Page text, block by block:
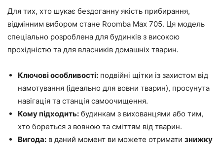
Для тих, хто шукає бездоганну якість прибирання,
відмінним вибором стане Roomba Max 705. Ця модель
спеціально розроблена для будинків з високою
прохідністю та для власників домашніх тварин.
Ключові особливості: подвійні щітки із захистом від
намотування (ідеально для вовни тварин), просунута
навігація та станція самоочищення.
Кому підходить: будинкам з вихованцями або тим,
хто бореться з вовною та сміттям від тварин.
Вигода: в даний момент ви можете отримати знижку